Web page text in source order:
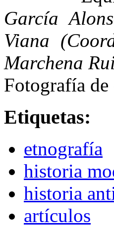
García
Viana
Marchena
Fotografía de
Etiquetas:
etnografía
historia
historia
artículos